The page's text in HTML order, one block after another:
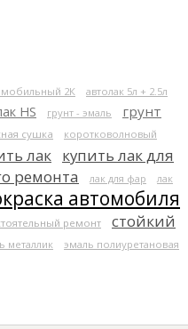
2К
автолак 5л + 2.5л
HS грунт - эмаль
грунт
сушка
коротковолновый
лак купить лак для
ремонта лак для фар
лак
автомобиля
ремонт
стойкий
металлик эмаль полиуретановая